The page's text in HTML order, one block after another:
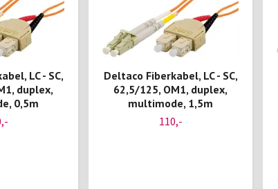
LC - SC,
duplex,
0,5m
Deltaco Fiberkabel, LC - SC,
62,5/125, OM1, duplex,
multimode, 1,5m
110,-